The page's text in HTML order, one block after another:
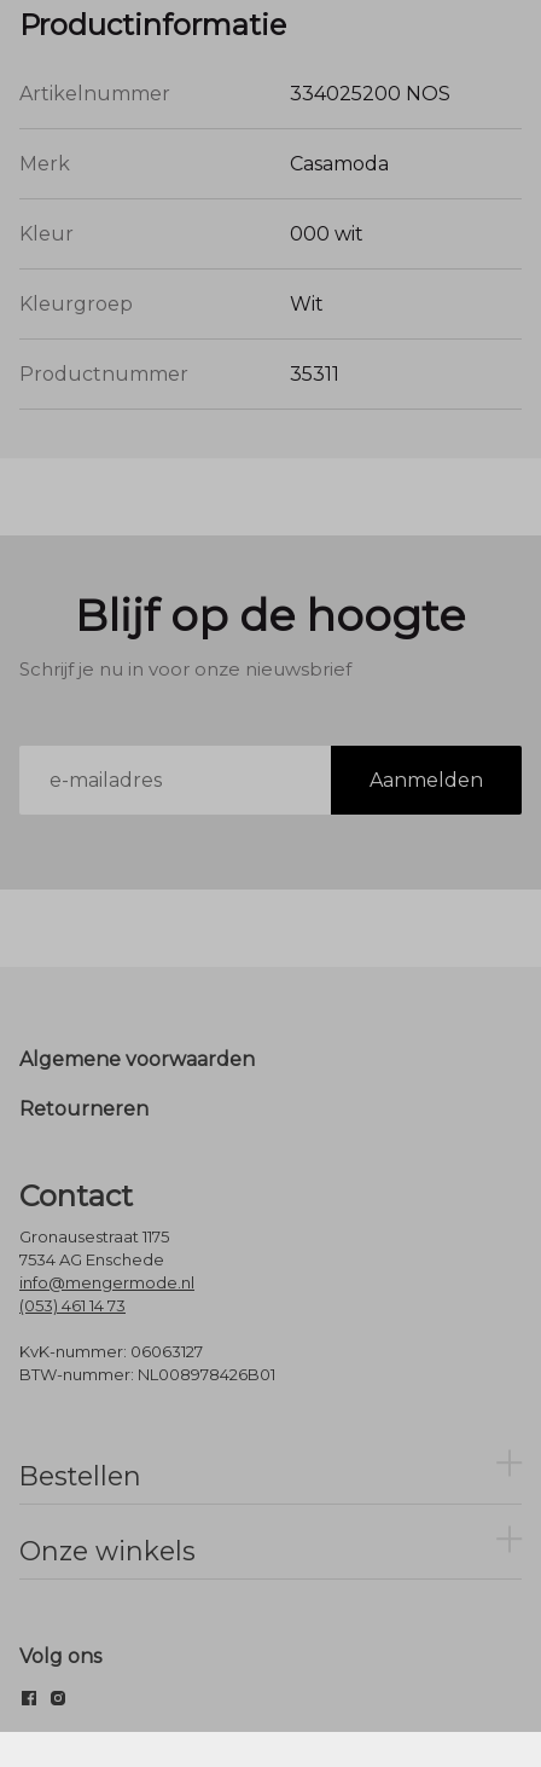
Productinformatie
Artikelnummer 334025200 NOS
Merk Casamoda
Kleur 000 wit
Kleurgroep Wit
Productnummer 35311
Blijf op de hoogte
Schrijf je nu in voor onze nieuwsbrief
mailadres
Aanmelden
Footer
Algemene voorwaarden
Retourneren
Contact
Gronausestraat 1175
7534 AG Enschede
info@mengermode.nl
(053) 461 14 73
KvK-nummer: 06063127
BTW-nummer: NL008978426B01
Bestellen
Onze winkels
Volg ons